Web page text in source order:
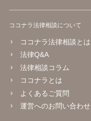
ココナラ法律相談について
ココナラ法律相談とは
法律Q&A
法律相談コラム
ココナラとは
よくあるご質問
運営へのお問い合わせ